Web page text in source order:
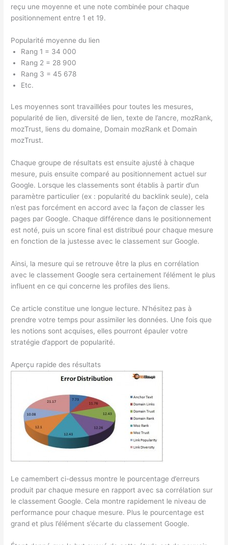
reçu une moyenne et une note combinée pour chaque
positionnement entre 1 et 19.
Popularité moyenne du lien
Rang 1 = 34 000
Rang 2 = 28 900
Rang 3 = 45 678
Etc.
Les moyennes sont travaillées pour toutes les mesures,
popularité de lien, diversité de lien, texte de l’ancre, mozRank,
mozTrust, liens du domaine, Domain mozRank et Domain
mozTrust.
Chaque groupe de résultats est ensuite ajusté à chaque
mesure, puis ensuite comparé au positionnement actuel sur
Google. Lorsque les classements sont établis à partir d’un
paramètre particulier (ex : popularité du backlink seule), cela
n’est pas forcément en accord avec la façon de classer les
pages par Google. Chaque différence dans le positionnement
est noté, puis un score final est distribué pour chaque mesure
en fonction de la justesse avec le classement sur Google.
Ainsi, la mesure qui se retrouve être la plus en corrélation
avec le classement Google sera certainement l’élément le plus
influent en ce qui concerne les profiles des liens.
Ce article constitue une longue lecture. N’hésitez pas à
prendre votre temps pour assimiler les données. Une fois que
les notions sont acquises, elles pourront épauler votre
stratégie d’apport de popularité.
Aperçu rapide des résultats
Le camembert ci-dessus montre le pourcentage d’erreurs
produit par chaque mesure en rapport avec sa corrélation sur
le classement Google. Cela montre rapidement le niveau de
performance pour chaque mesure. Plus le pourcentage est
grand et plus l’élément s’écarte du classement Google.